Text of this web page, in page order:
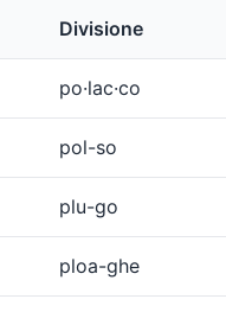
Divisione
po·lac·co
pol-so
plu-go
ploa-ghe